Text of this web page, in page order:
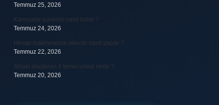
Temmuz 25, 2026
Karıncalar yuvasını nasıl bulur ?
Temmuz 24, 2026
Hesap makinesinde iskonto nasıl yapılır ?
Temmuz 22, 2026
Ahlaki oluşturan 4 temel unsur nedir ?
Temmuz 20, 2026